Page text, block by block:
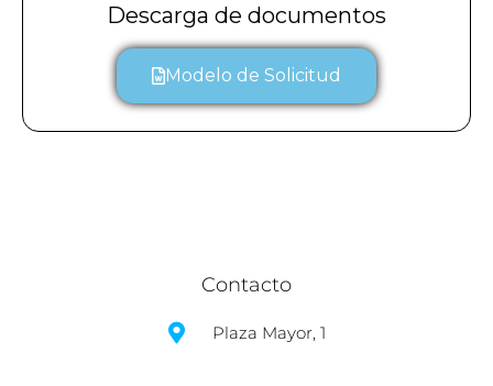
Descarga de documentos
Modelo de Solicitud
Contacto
Plaza Mayor, 1